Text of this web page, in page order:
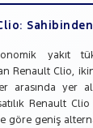
yakıt
Renault Clio,
arasında yer
Renault
göre geniş